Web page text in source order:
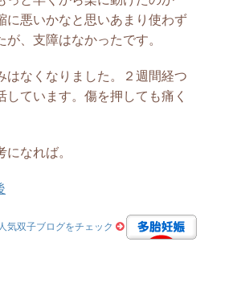
に悪いかなと思いあまり使わず
が、支障はなかったです。
はなくなりました。２週間経つ
しています。傷を押しても痛く
になれば。
気双子ブログをチェック